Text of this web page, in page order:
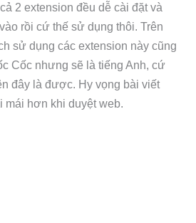
2 extension đều dễ cài đặt và
rồi cứ thế sử dụng thôi. Trên
sử dụng các extension này cũng
Cốc nhưng sẽ là tiếng Anh, cứ
đây là được. Hy vọng bài viết
mái hơn khi duyệt web.